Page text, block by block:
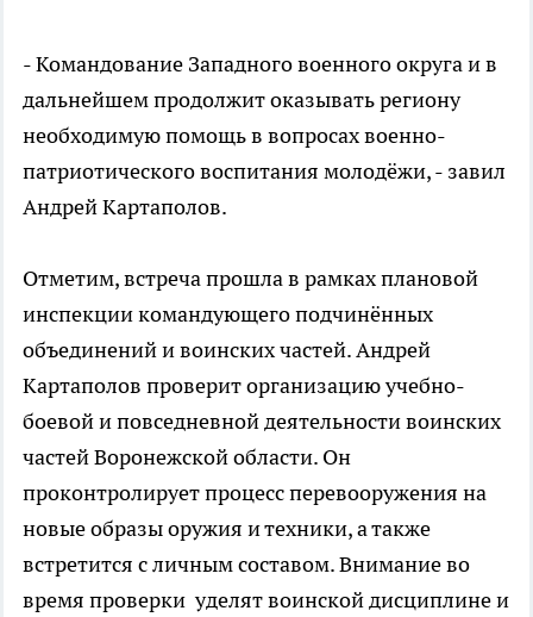
- Командование Западного военного округа и в
дальнейшем продолжит оказывать региону
необходимую помощь в вопросах военно-
патриотического воспитания молодёжи, - завил
Андрей Картаполов.
Отметим, встреча прошла в рамках плановой
инспекции командующего подчинённых
объединений и воинских частей. Андрей
Картаполов проверит организацию учебно-
боевой и повседневной деятельности воинских
частей Воронежской области. Он
проконтролирует процесс перевооружения на
новые образы оружия и техники, а также
встретится с личным составом. Внимание во
время проверки уделят воинской дисциплине и